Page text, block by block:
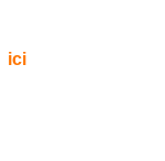
ici